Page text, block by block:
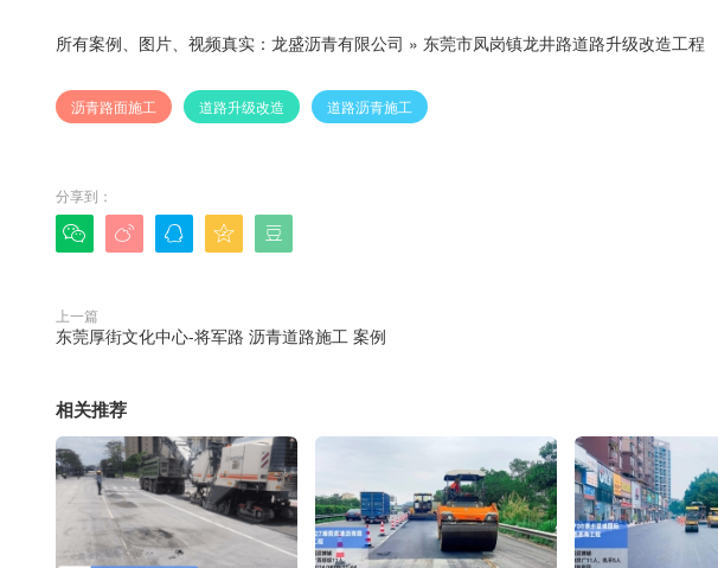
所有案例、图片、视频真实： 龙盛沥青有限公司 » 东莞市凤岗镇龙井路道路升级改造工程
沥青路面施工 道路升级改造 道路沥青施工
分享到：
    
上一篇
东莞厚街文化中心-将军路 沥青道路施工 案例
相关推荐